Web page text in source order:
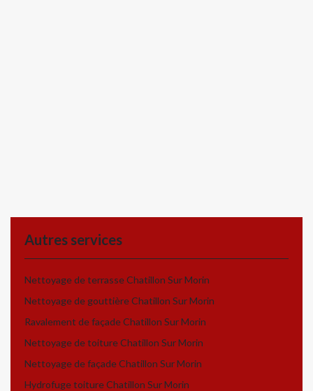
Autres services
Nettoyage de terrasse Chatillon Sur Morin
Nettoyage de gouttière Chatillon Sur Morin
Ravalement de façade Chatillon Sur Morin
Nettoyage de toiture Chatillon Sur Morin
Nettoyage de façade Chatillon Sur Morin
Hydrofuge toiture Chatillon Sur Morin